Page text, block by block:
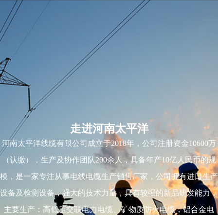
走进河南太平洋
河南太平洋线缆有限公司成立于2018年，公司注册资金10600万
（认缴），生产及协作团队200余人，具备年产10亿人民币的规
模，是一家专注从事电线电缆生产销售厂家，公司拥有进口生产
设备及检测设备，强大的技术力量，具有较强的新品研发能力，
主要生产：高低压交联电力电缆、矿物质防火电缆，铝合金电